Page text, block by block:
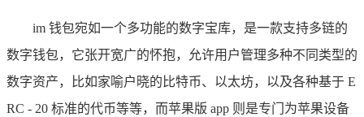
im 钱包宛如一个多功能的数字宝库，是一款支持多链的
数字钱包，它张开宽广的怀抱，允许用户管理多种不同类型的
数字资产，比如家喻户晓的比特币、以太坊，以及各种基于 E
RC - 20 标准的代币等等，而苹果版 app 则是专门为苹果设备